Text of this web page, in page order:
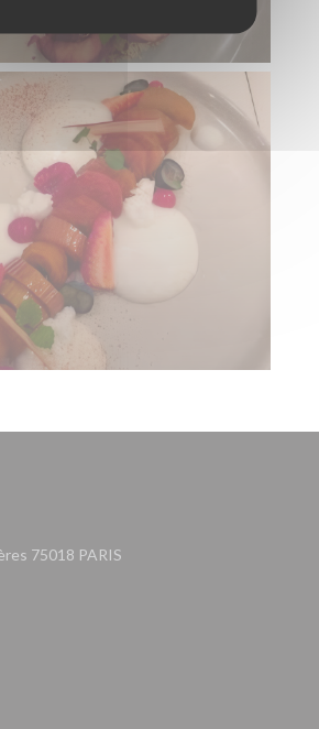
75018 PARIS